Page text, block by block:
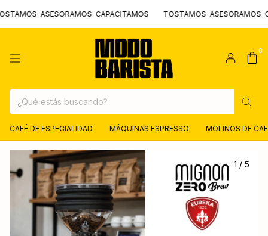
ASESORAMOS-CAPACITAMOS TOSTAMOS-ASESORAMOS-
0
CAFÉ DE ESPECIALIDAD MÁQUINAS ESPRESSO MOLINOS DE
1 / 5